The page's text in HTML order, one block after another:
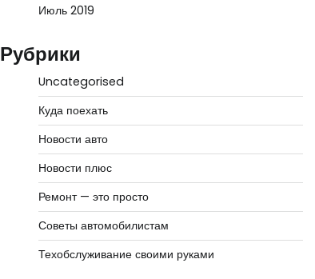
Июль 2019
Рубрики
Uncategorised
Куда поехать
Новости авто
Новости плюс
Ремонт — это просто
Советы автомобилистам
Техобслуживание своими руками